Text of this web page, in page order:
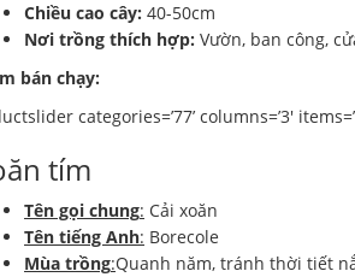
Chiều cao cây: 40-50cm
Nơi trồng thích hợp: Vườn, ban công,
bán chạy:
categories=’77’ columns=’3′
tím
Tên gọi chung: Cải xoăn
Tên tiếng Anh: Borecole
Mùa trồng:Quanh năm, tránh thời tiết